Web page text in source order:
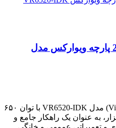
کیت دریل برقی 650 وات 20 پارچه ویوارکس مدل
کیت دریل برقی ویوارکس (Vivarex) مدل VR6520-IDK با توان ۶۵۰
کامل ابزار، به عنوان یک راهکار جامع و